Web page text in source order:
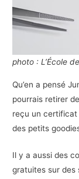
photo : L’École
Qu’en a pensé
pourrais retirer
reçu un certificat
des petits
Il y a aussi des
gratuites sur des